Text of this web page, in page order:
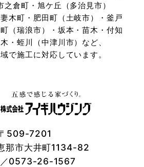
之倉町・旭ケ丘（多治見市）
木町・肥田町（土岐市）・釜戸
（瑞浪市）・坂本・苗木・付知
・蛭川（中津川市）など、
で施工に対応しています。
509-7201
那市大井町1134-82
0573-26-1567